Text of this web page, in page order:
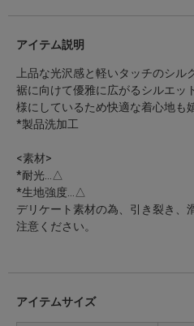
アイテム説明
上品な光沢感と軽いタッチのシル
裾に向けて優雅に広がるシルエッ
様にしているため快適な着心地も
*製品洗加工
<素材>
*耐光…△
*生地強度…△
デリケート素材の為、引き裂き、
注意ください。
アイテムサイズ